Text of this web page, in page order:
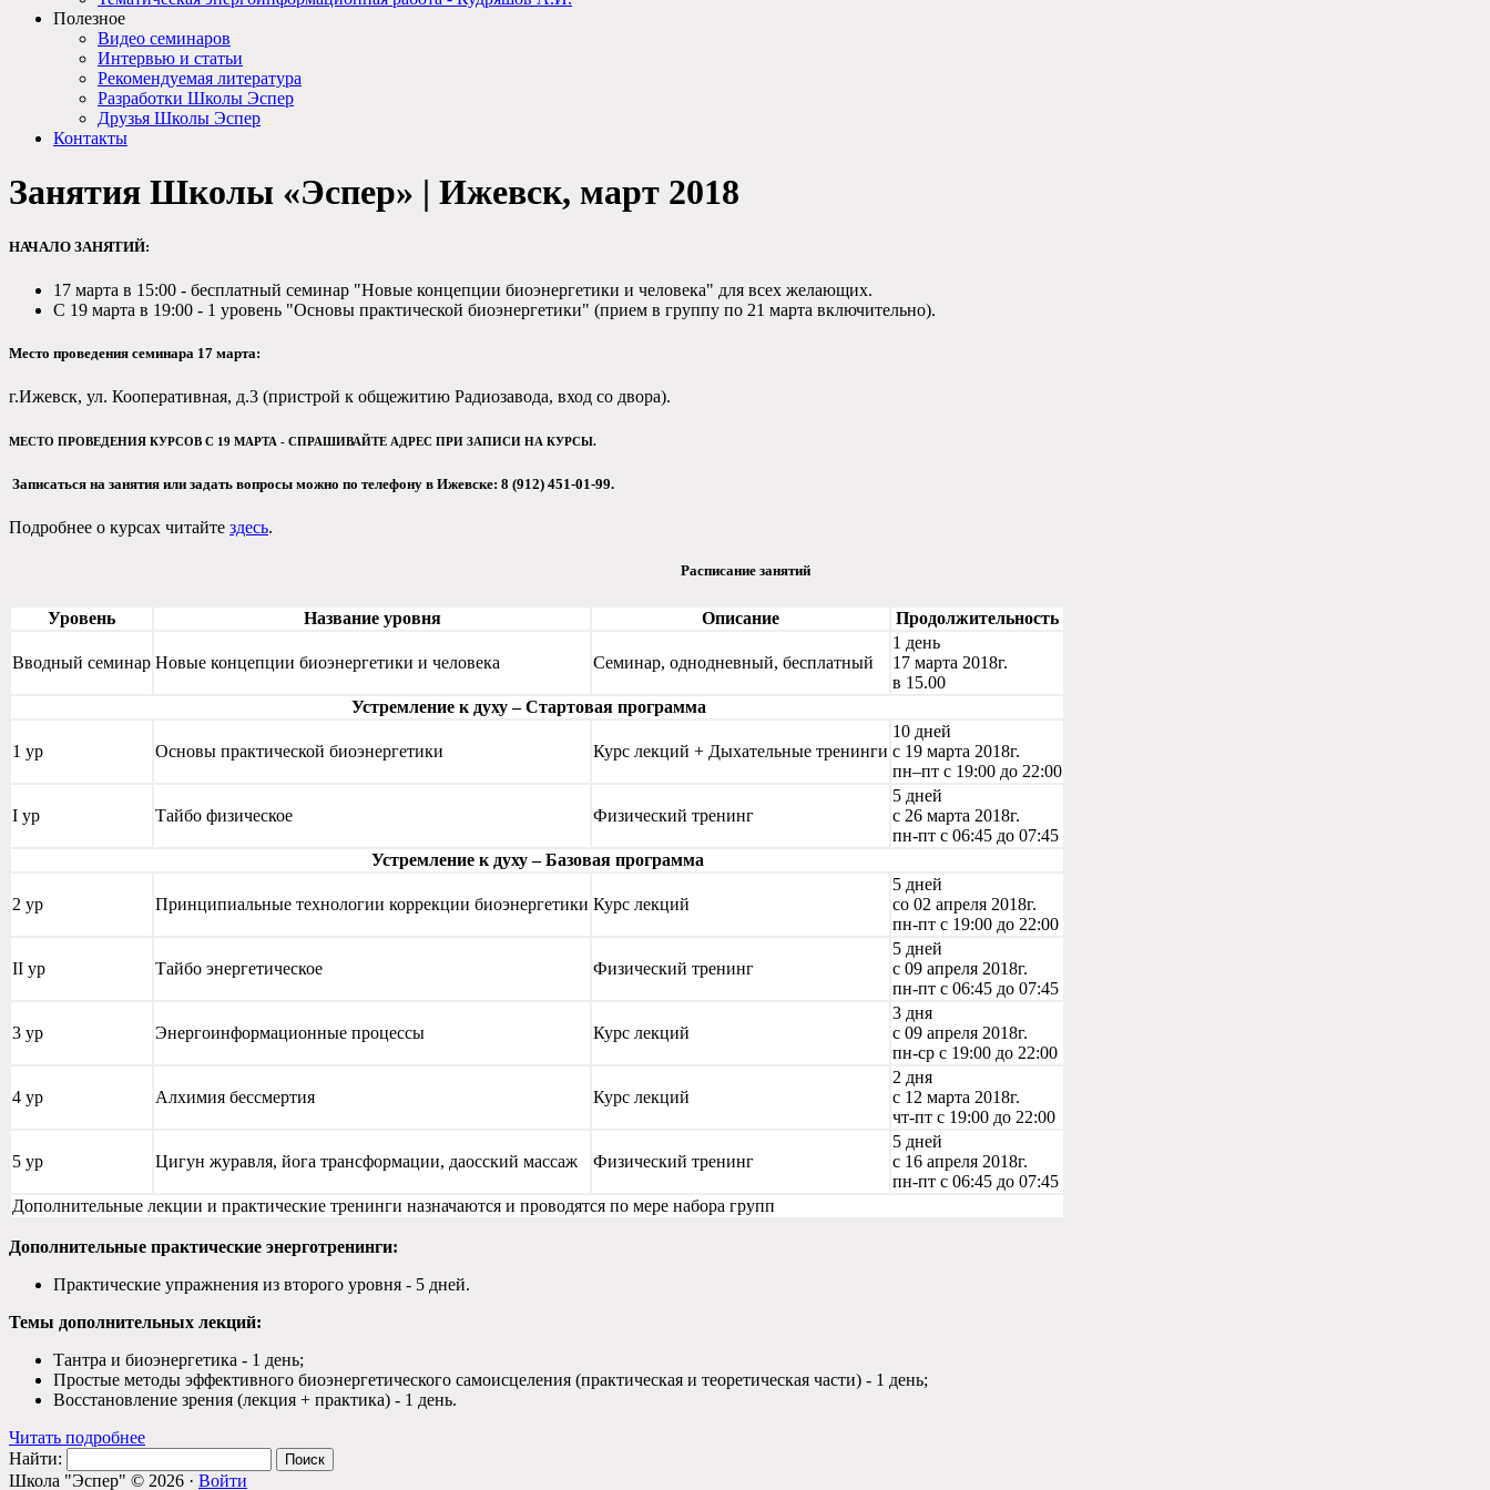
Полезное
Видео семинаров
Интервью и статьи
Рекомендуемая литература
Разработки Школы Эспер
Друзья Школы Эспер
Контакты
Занятия Школы «Эспер» | Ижевск, март 2018
НАЧАЛО ЗАНЯТИЙ:
17 марта в 15:00 - бесплатный семинар "Новые концепции биоэнергетики и человека" для всех желающих.
С 19 марта в 19:00 - 1 уровень "Основы практической биоэнергетики" (прием в группу по 21 марта включительно).
Место проведения семинара 17 марта:
г.Ижевск, ул. Кооперативная, д.3 (пристрой к общежитию Радиозавода, вход со двора).
МЕСТО ПРОВЕДЕНИЯ КУРСОВ С 19 МАРТА - СПРАШИВАЙТЕ АДРЕС ПРИ ЗАПИСИ НА КУРСЫ.
Записаться на занятия или задать вопросы можно по телефону в Ижевске: 8 (912) 451-01-99.
Подробнее о курсах читайте здесь.
Расписание занятий
Уровень Название уровня Описание Продолжительность
Вводный семинар Новые концепции биоэнергетики и человека Семинар, однодневный, бесплатный
1 день
17 марта 2018г.
в 15.00
Устремление к духу – Стартовая программа
1 ур Основы практической биоэнергетики Курс лекций + Дыхательные тренинги
10 дней
с 19 марта 2018г.
пн–пт с 19:00 до 22:00
I ур Тайбо физическое Физический тренинг
5 дней
с 26 марта 2018г.
пн-пт с 06:45 до 07:45
Устремление к духу – Базовая программа
2 ур Принципиальные технологии коррекции биоэнергетики Курс лекций
5 дней
со 02 апреля 2018г.
пн-пт с 19:00 до 22:00
II ур Тайбо энергетическое Физический тренинг
5 дней
с 09 апреля 2018г.
пн-пт с 06:45 до 07:45
3 ур Энергоинформационные процессы Курс лекций
3 дня
с 09 апреля 2018г.
пн-ср с 19:00 до 22:00
4 ур Алхимия бессмертия Курс лекций
2 дня
с 12 марта 2018г.
чт-пт с 19:00 до 22:00
5 ур Цигун журавля, йога трансформации, даосский массаж Физический тренинг
5 дней
с 16 апреля 2018г.
пн-пт с 06:45 до 07:45
Дополнительные лекции и практические тренинги назначаются и проводятся по мере набора групп
Дополнительные практические энерготренинги:
Практические упражнения из второго уровня - 5 дней.
Темы дополнительных лекций:
Тантра и биоэнергетика - 1 день;
Простые методы эффективного биоэнергетического самоисцеления (практическая и теоретическая части) - 1 день;
Восстановление зрения (лекция + практика) - 1 день.
Читать подробнее
Найти:
Школа "Эспер" © 2026 · Войти